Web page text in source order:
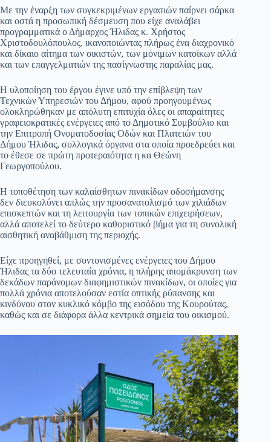
Με την έναρξη των συγκεκριμένων εργασιών παίρνει σάρκα
και οστά η προσωπική δέσμευση που είχε αναλάβει
προγραμματικά ο Δήμαρχος Ήλιδας κ. Χρήστος
Χριστοδουλόπουλος, ικανοποιώντας πλήρως ένα διαχρονικό
και δίκαιο αίτημα των οικιστών, των μόνιμων κατοίκων αλλά
και των επαγγελματιών της πασίγνωστης παραλίας μας.
Η υλοποίηση του έργου έγινε υπό την επίβλεψη των
Τεχνικών Υπηρεσιών του Δήμου, αφού προηγουμένως
ολοκληρώθηκαν με απόλυτη επιτυχία όλες οι απαραίτητες
γραφειοκρατικές ενέργειες από το Δημοτικό Συμβούλιο και
την Επιτροπή Ονοματοδοσίας Οδών και Πλατειών του
Δήμου Ήλιδας, συλλογικά όργανα στα οποία προεδρεύει και
το έθεσε σε πρώτη προτεραιότητα η κα Θεώνη
Γεωργοπούλου.
Η τοποθέτηση των καλαίσθητων πινακίδων οδοσήμανσης
δεν διευκολύνει απλώς την προσανατολισμό των χιλιάδων
επισκεπτών και τη λειτουργία των τοπικών επιχειρήσεων,
αλλά αποτελεί το δεύτερο καθοριστικό βήμα για τη συνολική
αισθητική αναβάθμιση της περιοχής.
Είχε προηγηθεί, με συντονισμένες ενέργειες του Δήμου
Ήλιδας τα δύο τελευταία χρόνια, η πλήρης απομάκρυνση των
δεκάδων παράνομων διαφημιστικών πινακίδων, οι οποίες για
πολλά χρόνια αποτελούσαν εστία οπτικής ρύπανσης και
κινδύνου στον κυκλικό κόμβο της εισόδου της Κουρούτας,
καθώς και σε διάφορα άλλα κεντρικά σημεία του οικισμού.